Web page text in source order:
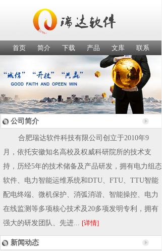
首页 简介 下载 产品 文库 联系
公司简介
合肥瑞达软件科技有限公司创立于2010年9
月，依托安徽知名高校及权威科研院所的技术支
持，历经5年的技术储备及产品研发，拥有电力组态
软件、电力智能运维系统和DTU、FTU、TTU智能
配电终端、微机保护、消弧消谐、智能操控、电力
在线监测等多项核心技术及20多项发明专利，拥有
强大的研发团队、先进... [详情]
新闻动态